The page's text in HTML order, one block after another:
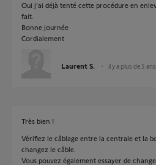
Oui j'ai déjà tenté cette procédure en
fait.
Bonne journée
Cordialement
Laurent S. il y a plus de 5 ans
Très bien !
Vérifiez le câblage entre la centrale et la
changez le câble.
Vous pouvez également essayer de